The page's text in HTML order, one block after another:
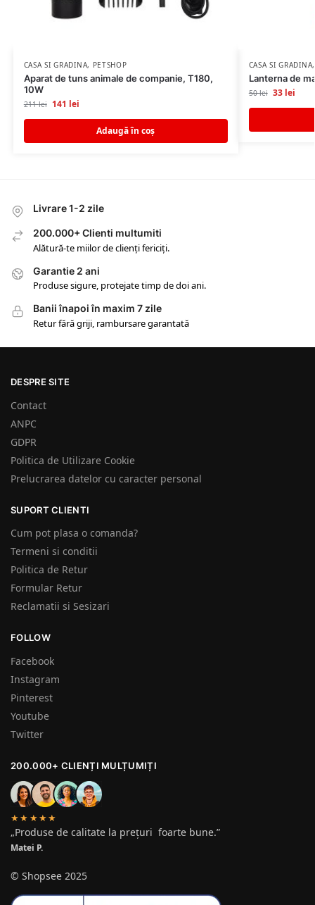
CASA SI GRADINA, PETSHOP
Aparat de tuns animale de companie, T180,
10W
211lei 141 lei
Adaugă în coș
CASA SI GRADINA
Lanterna de
50lei 33 lei
Livrare 1-2 zile
200.000+ Clienti multumiti
Alătură-te miilor de clienți fericiți.
Garantie 2 ani
Produse sigure, protejate timp de doi ani.
Banii înapoi în maxim 7 zile
Retur fără griji, rambursare garantată
DESPRE SITE
Contact
ANPC
GDPR
Politica de Utilizare Cookie
Prelucrarea datelor cu caracter personal
SUPORT CLIENTI
Cum pot plasa o comanda?
Termeni si conditii
Politica de Retur
Formular Retur
Reclamatii si Sesizari
FOLLOW
Facebook
Instagram
Pinterest
Youtube
Twitter
200.000+ CLIENȚI MULȚUMIȚI
★★★★★
„Produse de calitate la prețuri foarte bune.”
Matei P.
© Shopsee 2025